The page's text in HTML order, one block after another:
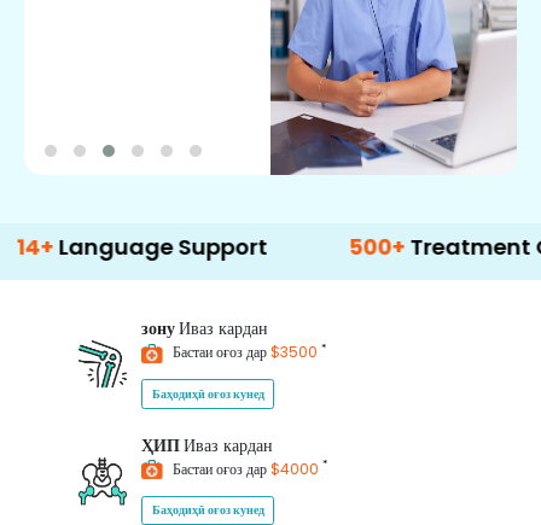
Support Treatment
зонуИваз кардан
Бастаи оғоз дар$3500 *
Баҳодиҳӣ оғоз кунед
ҲИПИваз кардан
Бастаи оғоз дар$4000 *
Баҳодиҳӣ оғоз кунед